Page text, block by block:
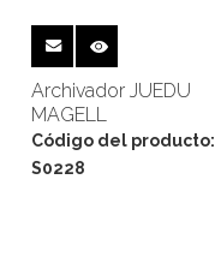
Archivador JUEDU
MAGELL
Código del producto:
S0228